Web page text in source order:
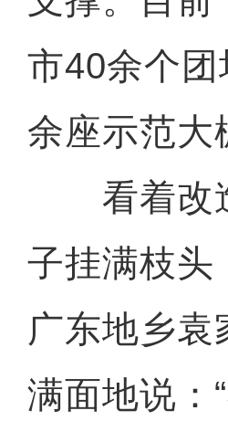
市40余个
余座示范大
看着改造
子挂满枝头
广东地乡
满面地说：